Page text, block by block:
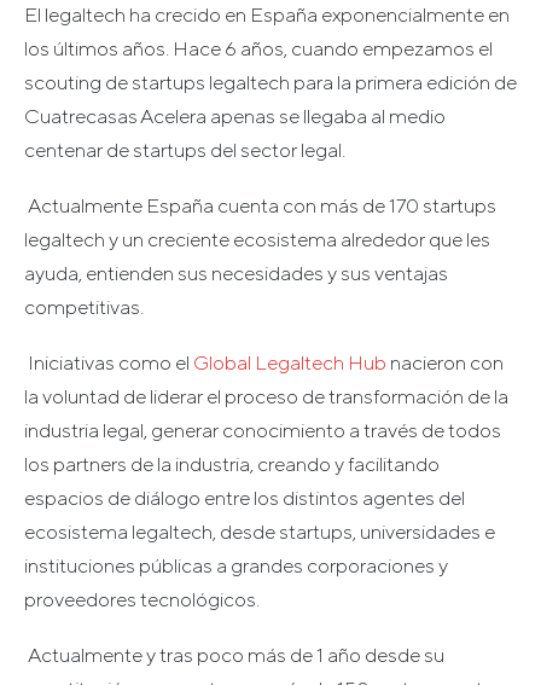
El legaltech ha crecido en España exponencialmente en
los últimos años. Hace 6 años, cuando empezamos el
scouting de startups legaltech para la primera edición de
Cuatrecasas Acelera apenas se llegaba al medio
centenar de startups del sector legal.
Actualmente España cuenta con más de 170 startups
legaltech y un creciente ecosistema alrededor que les
ayuda, entienden sus necesidades y sus ventajas
competitivas.
Iniciativas como el Global Legaltech Hub nacieron con
la voluntad de liderar el proceso de transformación de la
industria legal, generar conocimiento a través de todos
los partners de la industria, creando y facilitando
espacios de diálogo entre los distintos agentes del
ecosistema legaltech, desde startups, universidades e
instituciones públicas a grandes corporaciones y
proveedores tecnológicos.
Actualmente y tras poco más de 1 año desde su